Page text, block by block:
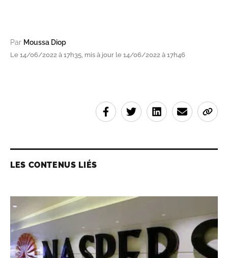
Par Moussa Diop
Le 14/06/2022 à 17h35, mis à jour le 14/06/2022 à 17h46
LES CONTENUS LIÉS